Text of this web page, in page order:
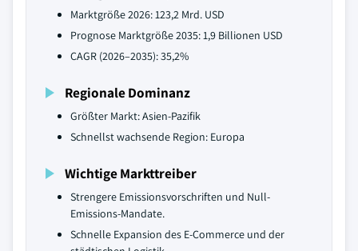
Marktgröße 2026: 123,2 Mrd. USD
Prognose Marktgröße 2035: 1,9 Billionen USD
CAGR (2026–2035): 35,2%
Regionale Dominanz
Größter Markt: Asien-Pazifik
Schnellst wachsende Region: Europa
Wichtige Markttreiber
Strengere Emissionsvorschriften und Null-
Emissions-Mandate.
Schnelle Expansion des E-Commerce und der